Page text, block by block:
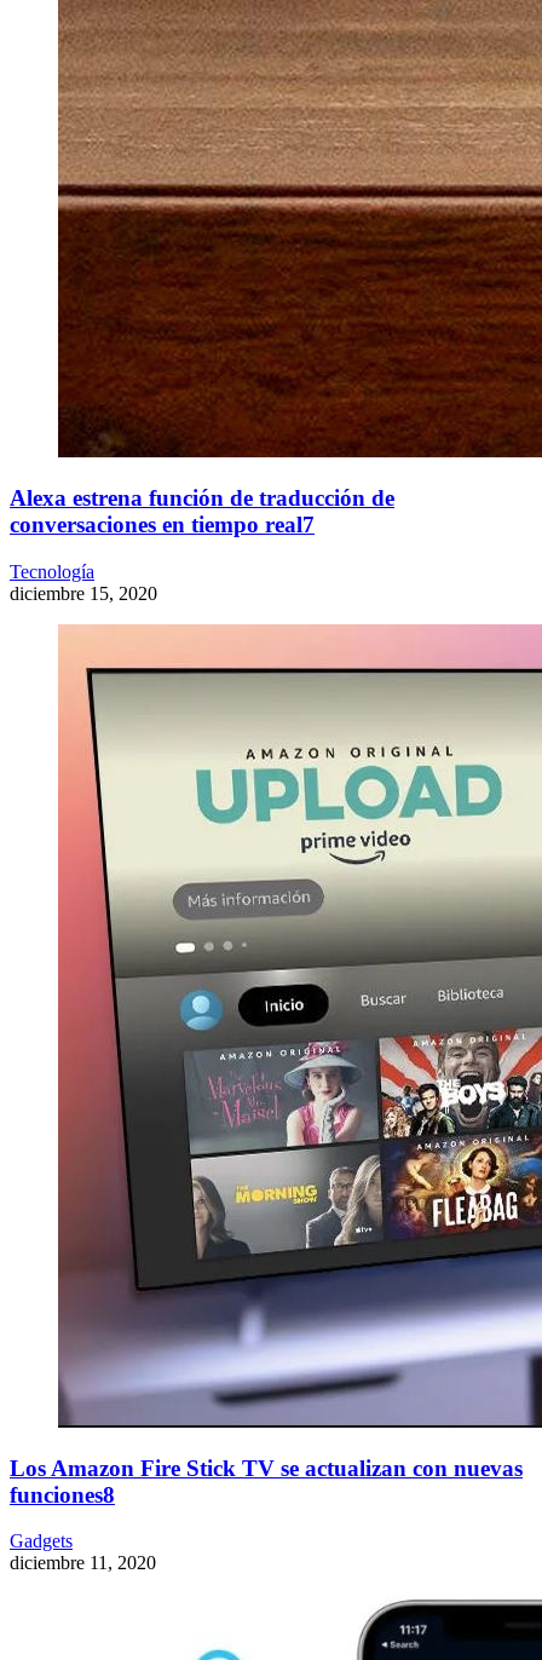
Alexa estrena función de traducción de
conversaciones en tiempo real7
Tecnología
diciembre 15, 2020
Los Amazon Fire Stick TV se actualizan con nuevas
funciones8
Gadgets
diciembre 11, 2020